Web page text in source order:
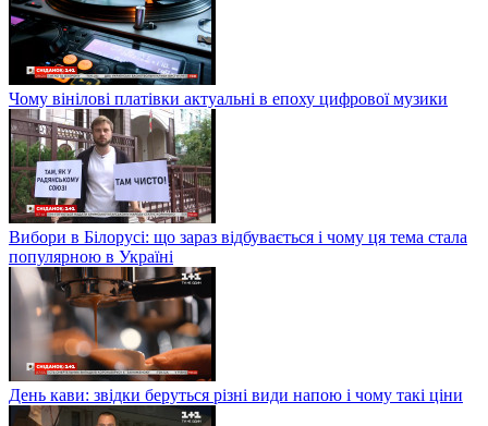
Чому вінілові платівки актуальні в епоху цифрової музики
Вибори в Білорусі: що зараз відбувається і чому ця тема стала
популярною в Україні
День кави: звідки беруться різні види напою і чому такі ціни